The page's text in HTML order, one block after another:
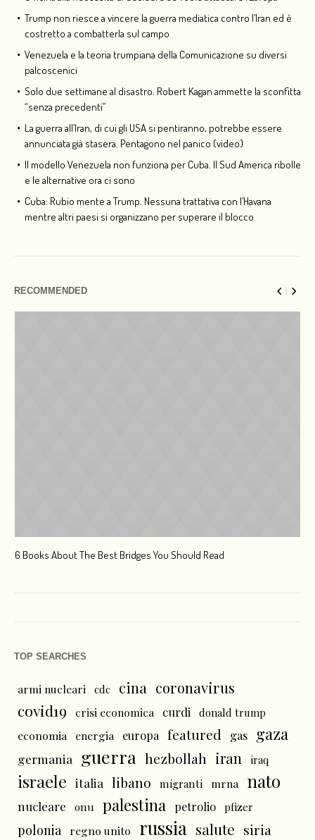
Trump non riesce a vincere la guerra mediatica contro l’Iran ed è
costretto a combatterla sul campo
Venezuela e la teoria trumpiana della Comunicazione su diversi
palcoscenici
Solo due settimane al disastro. Robert Kagan ammette la sconfitta
“senza precedenti”
La guerra all’Iran, di cui gli USA si pentiranno, potrebbe essere
annunciata già stasera. Pentagono nel panico (video)
Il modello Venezuela non funziona per Cuba. Il Sud America ribolle
e le alternative ora ci sono
Cuba: Rubio mente a Trump. Nessuna trattativa con l’Havana
mentre altri paesi si organizzano per superare il blocco
RECOMMENDED
6 Books About The Best Bridges You Should Read
TOP SEARCHES
armi nucleari cdc cina coronavirus
covid19 crisi economica curdi donald trump
economia energia europa featured gas gaza
germania guerra hezbollah iran iraq
israele italia libano migranti mrna nato
nucleare onu palestina petrolio pfizer
polonia regno unito russia salute siria